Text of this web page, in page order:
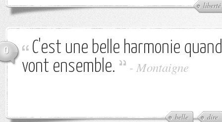
liberté
0
C'est une belle harmonie
vont ensemble.
- Montaigne
belle dire